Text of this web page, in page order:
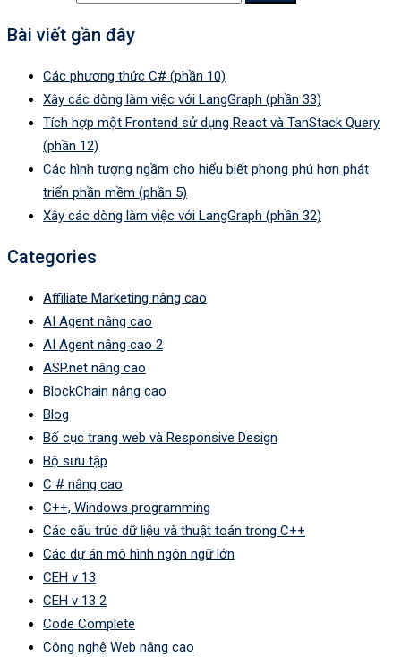
Bài viết gần đây
Các phương thức C# (phần 10)
Xây các dòng làm việc với LangGraph (phần 33)
Tích hợp một Frontend sử dụng React và TanStack Query
(phần 12)
Các hình tượng ngầm cho hiểu biết phong phú hơn phát
triển phần mềm (phần 5)
Xây các dòng làm việc với LangGraph (phần 32)
Categories
Affiliate Marketing nâng cao
AI Agent nâng cao
AI Agent nâng cao 2
ASP.net nâng cao
BlockChain nâng cao
Blog
Bố cục trang web và Responsive Design
Bộ sưu tập
C # nâng cao
C++, Windows programming
Các cấu trúc dữ liệu và thuật toán trong C++
Các dự án mô hình ngôn ngữ lớn
CEH v 13
CEH v 13 2
Code Complete
Công nghệ Web nâng cao